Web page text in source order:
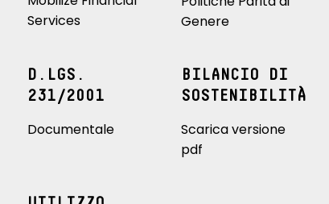
Services
Genere
D.LGS.
231/2001
Documentale
BILANCIO DI
SOSTENIBILITÀ
Scarica versione
pdf